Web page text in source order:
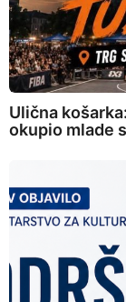
Ulična
okupio mlade